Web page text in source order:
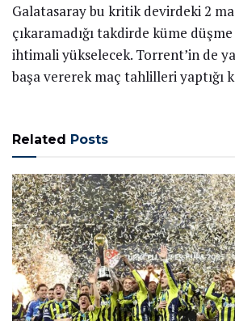
Galatasaray bu kritik devirdeki 2
çıkaramadığı takdirde küme düşme
ihtimali yükselecek. Torrent’in de
başa vererek maç tahlilleri yaptığı
Related Posts